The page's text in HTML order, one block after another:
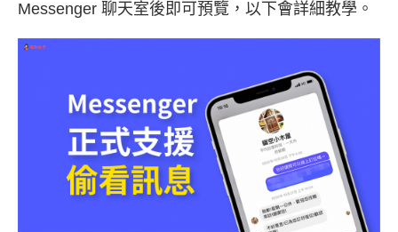
Messenger 聊天室後即可預覽，以下會詳細教學。